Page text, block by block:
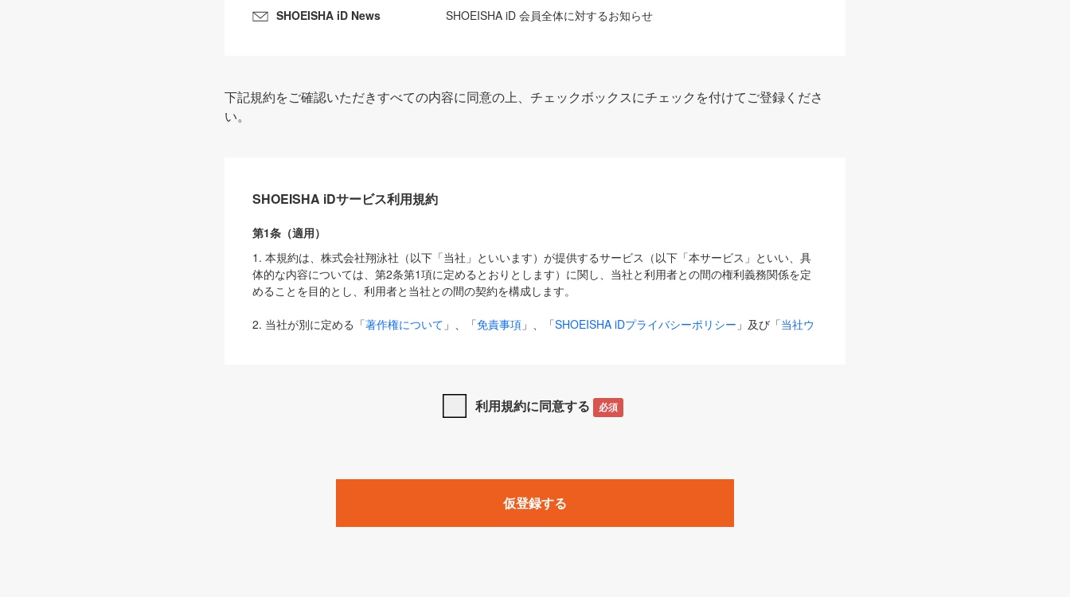
SHOEISHA iD News SHOEISHA iD 会員全体に対するお知らせ
下記規約をご確認いただきすべての内容に同意の上、チェックボックスにチェックを付けてご登録くださ
い。
SHOEISHA iDサービス利用規約
第1条（適用）
1. 本規約は、株式会社翔泳社（以下「当社」といいます）が提供するサービス（以下「本サービス」といい、具
体的な内容については、第2条第1項に定めるとおりとします）に関し、当社と利用者との間の権利義務関係を定
めることを目的とし、利用者と当社との間の契約を構成します。
2. 当社が別に定める「著作権について 」、「免責事項 」、「SHOEISHA iDプライバシーポリシー 」及び「当社ウ
は、本規約の規定が優先して適用されるものとします。
1. 「本サービス」とは、当社が提供する以下のサービス（名称や内容が変更された場合、変更後のサービスを含
みます）及びこれらサービスに関連して当社が実施するイベントやキャンペーンをいいます。
「SEBook」「SEShop」「CodeZine」「MarkeZine」「EnterpriseZine」「ECzine」「Biz/Zine」「HRzine」
利用規約に同意する 必須
仮登録する